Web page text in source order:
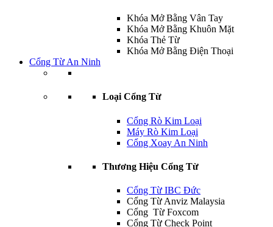
Khóa Mở Bằng Vân Tay
Khóa Mở Bằng Khuôn Mặt
Khóa Thẻ Từ
Khóa Mở Bằng Điện Thoại
Cổng Từ An Ninh
Loại Cổng Từ
Cổng Rò Kim Loại
Máy Rò Kim Loại
Cổng Xoay An Ninh
Thương Hiệu Cổng Từ
Cổng Từ IBC Đức
Cổng Từ Anviz Malaysia
Cổng Từ Foxcom
Cổng Từ Check Point